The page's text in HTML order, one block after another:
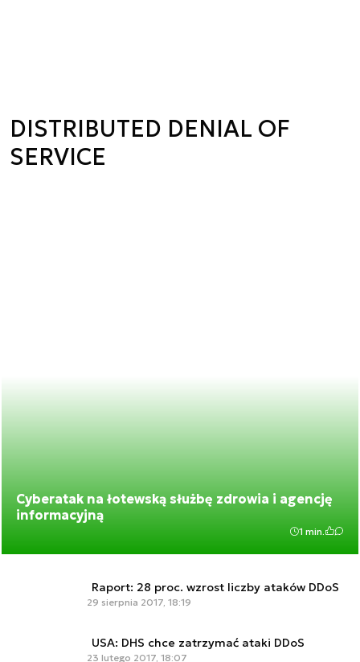
DISTRIBUTED DENIAL OF
SERVICE
Cyberatak na łotewską służbę zdrowia i agencję
informacyjną
1 min.
Raport: 28 proc. wzrost liczby ataków DDoS
29 sierpnia 2017, 18:19
USA: DHS chce zatrzymać ataki DDoS
23 lutego 2017, 18:07